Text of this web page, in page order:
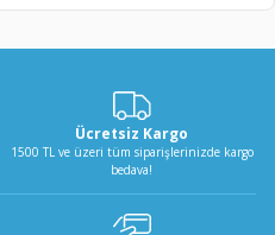
Ücretsiz Kargo
1500 TL ve üzeri tüm siparişlerinizde kargo
bedava!